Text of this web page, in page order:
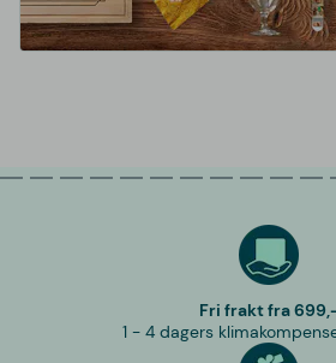
Fri frakt fra
1 - 4 dagers